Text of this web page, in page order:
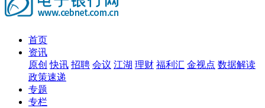
首页
资讯
原创 快讯 招聘 会议 江湖 理财 福利汇 金视点 数据解读
政策速递
专题
专栏